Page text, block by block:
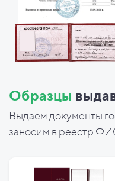
Образцы
Выдаем документы
заносим в реестр